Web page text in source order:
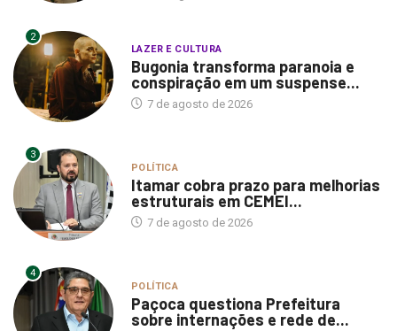
2
LAZER E CULTURA
Bugonia transforma paranoia e
conspiração em um suspense...
7 de agosto de 2026
3
POLÍTICA
Itamar cobra prazo para melhorias
estruturais em CEMEI...
7 de agosto de 2026
4
POLÍTICA
Paçoca questiona Prefeitura
sobre internações e rede de...